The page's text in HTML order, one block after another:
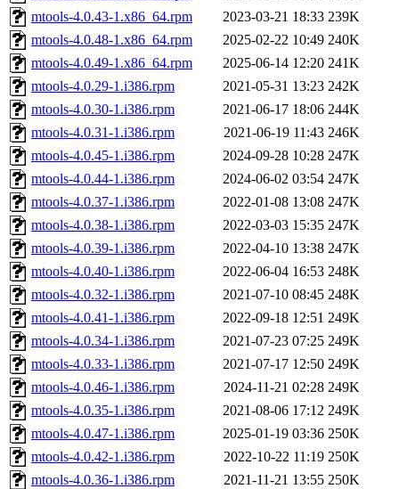
mtools-4.0.43-1.x86_64.rpm
2023-03-21 18:33 239K
mtools-4.0.48-1.x86_64.rpm
2025-02-22 10:49 240K
mtools-4.0.49-1.x86_64.rpm
2025-06-14 12:20 241K
mtools-4.0.29-1.i386.rpm
2021-05-31 13:23 242K
mtools-4.0.30-1.i386.rpm
2021-06-17 18:06 244K
mtools-4.0.31-1.i386.rpm
2021-06-19 11:43 246K
mtools-4.0.45-1.i386.rpm
2024-09-28 10:28 247K
mtools-4.0.44-1.i386.rpm
2024-06-02 03:54 247K
mtools-4.0.37-1.i386.rpm
2022-01-08 13:08 247K
mtools-4.0.38-1.i386.rpm
2022-03-03 15:35 247K
mtools-4.0.39-1.i386.rpm
2022-04-10 13:38 247K
mtools-4.0.40-1.i386.rpm
2022-06-04 16:53 248K
mtools-4.0.32-1.i386.rpm
2021-07-10 08:45 248K
mtools-4.0.41-1.i386.rpm
2022-09-18 12:51 249K
mtools-4.0.34-1.i386.rpm
2021-07-23 07:25 249K
mtools-4.0.33-1.i386.rpm
2021-07-17 12:50 249K
mtools-4.0.46-1.i386.rpm
2024-11-21 02:28 249K
mtools-4.0.35-1.i386.rpm
2021-08-06 17:12 249K
mtools-4.0.47-1.i386.rpm
2025-01-19 03:36 250K
mtools-4.0.42-1.i386.rpm
2022-10-22 11:19 250K
mtools-4.0.36-1.i386.rpm
2021-11-21 13:55 250K